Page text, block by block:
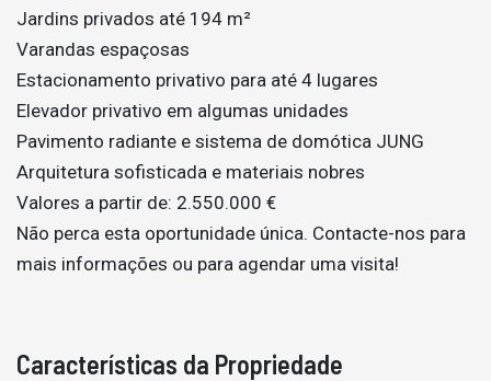
Jardins privados até 194 m²
Varandas espaçosas
Estacionamento privativo para até 4 lugares
Elevador privativo em algumas unidades
Pavimento radiante e sistema de domótica JUNG
Arquitetura sofisticada e materiais nobres
Valores a partir de: 2.550.000 €
Não perca esta oportunidade única. Contacte-nos para
mais informações ou para agendar uma visita!
Características da Propriedade